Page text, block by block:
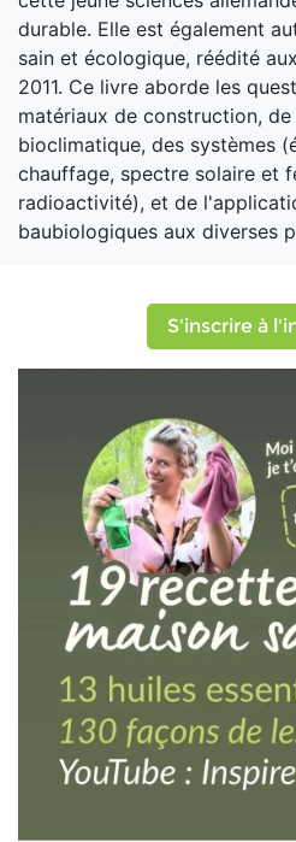
durable. Elle est également
sain et écologique, réédité
2011. Ce livre aborde les
matériaux de construction,
bioclimatique, des systèmes
chauffage, spectre solaire et
radioactivité), et de
baubiologiques aux diverses
S'inscrire à